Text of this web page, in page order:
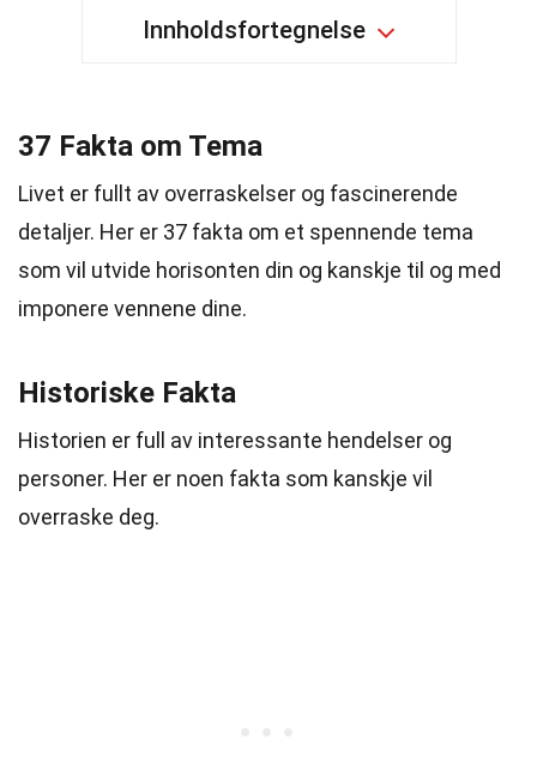
Innholdsfortegnelse
37 Fakta om Tema
Livet er fullt av overraskelser og fascinerende
detaljer. Her er 37 fakta om et spennende tema
som vil utvide horisonten din og kanskje til og med
imponere vennene dine.
Historiske Fakta
Historien er full av interessante hendelser og
personer. Her er noen fakta som kanskje vil
overraske deg.